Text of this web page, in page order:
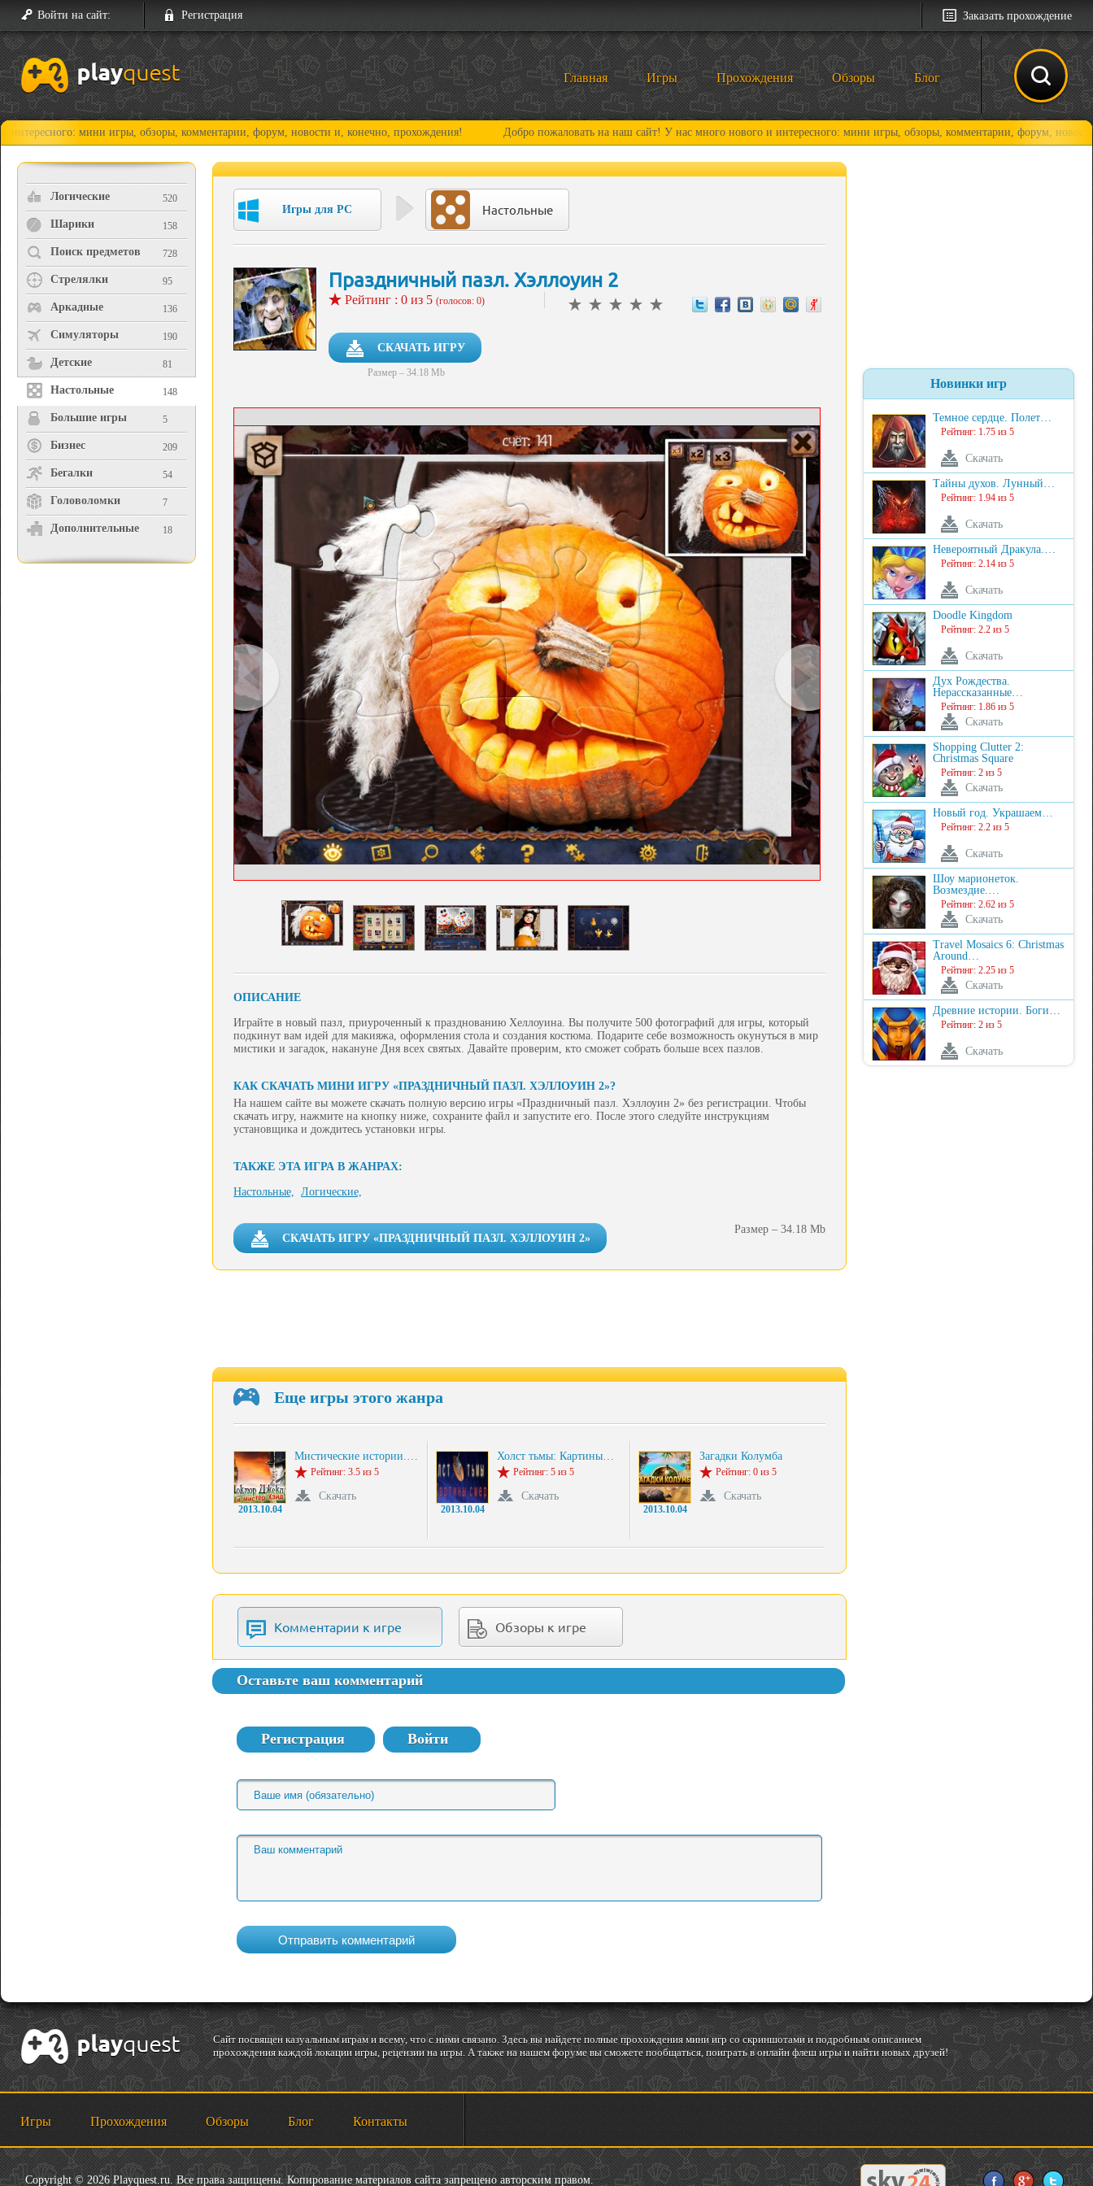
Войти на сайт: Регистрация Заказать прохождение
Главная Игры Прохождения Обзоры Блог
мини игры, обзоры, комментарии, форум, новости и, конечно, прохождения! Добро пожаловать на наш сайт! У нас много нового и интересного: мини игры, обзоры, комментарии, форум, новости и,
Логические 520
Шарики 158
Поиск предметов 728
Стрелялки 95
Аркадные 136
Симуляторы 190
Детские 81
Настольные 148
Большие игры 5
Бизнес 209
Бегалки 54
Головоломки 7
Дополнительные 18
Игры для PC Настольные
Праздничный пазл. Хэллоуин 2
Рейтинг : 0 из 5 (голосов: 0)
СКАЧАТЬ ИГРУ
Размер – 34.18 Mb
ОПИСАНИЕ
Играйте в новый пазл, приуроченный к празднованию Хеллоуина. Вы получите 500 фотографий для игры, который
подкинут вам идей для макияжа, оформления стола и создания костюма. Подарите себе возможность окунуться в мир
мистики и загадок, накануне Дня всех святых. Давайте проверим, кто сможет собрать больше всех пазлов.
КАК СКАЧАТЬ МИНИ ИГРУ «ПРАЗДНИЧНЫЙ ПАЗЛ. ХЭЛЛОУИН 2»?
На нашем сайте вы можете скачать полную версию игры «Праздничный пазл. Хэллоуин 2» без регистрации. Чтобы
скачать игру, нажмите на кнопку ниже, сохраните файл и запустите его. После этого следуйте инструкциям
установщика и дождитесь установки игры.
ТАКЖЕ ЭТА ИГРА В ЖАНРАХ:
Настольные, Логические,
СКАЧАТЬ ИГРУ «ПРАЗДНИЧНЫЙ ПАЗЛ. ХЭЛЛОУИН 2»
Размер – 34.18 Mb
Еще игры этого жанра
2013.10.04
Мистические истории.…
Рейтинг: 3.5 из 5
Скачать
2013.10.04
Холст тьмы: Картины…
Рейтинг: 5 из 5
Скачать
2013.10.04
Загадки Колумба
Рейтинг: 0 из 5
Скачать
Комментарии к игре Обзоры к игре
Оставьте ваш комментарий
Регистрация Войти
Новинки игр
Темное сердце. Полет…
Рейтинг: 1.75 из 5
Скачать
Тайны духов. Лунный…
Рейтинг: 1.94 из 5
Скачать
Невероятный Дракула.…
Рейтинг: 2.14 из 5
Скачать
Doodle Kingdom
Рейтинг: 2.2 из 5
Скачать
Дух Рождества.
Нерассказанные…
Рейтинг: 1.86 из 5
Скачать
Shopping Clutter 2:
Christmas Square
Рейтинг: 2 из 5
Скачать
Новый год. Украшаем…
Рейтинг: 2.2 из 5
Скачать
Шоу марионеток.
Возмездие.…
Рейтинг: 2.62 из 5
Скачать
Travel Mosaics 6: Christmas
Around…
Рейтинг: 2.25 из 5
Скачать
Древние истории. Боги…
Рейтинг: 2 из 5
Скачать
Cайт посвящен казуальным играм и всему, что с ними связано. Здесь вы найдете полные прохождения мини игр со скриншотами и подробным описанием
прохождения каждой локации игры, рецензии на игры. А также на нашем форуме вы сможете пообщаться, поиграть в онлайн флеш игры и найти новых друзей!
Игры Прохождения Обзоры Блог Контакты
Copyright © 2026 Playquest.ru. Все права защищены. Копирование материалов сайта запрещено авторским правом.